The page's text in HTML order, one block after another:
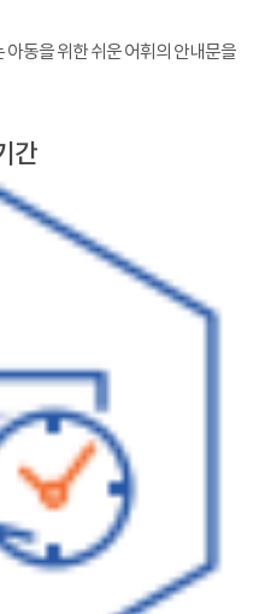
동을 위한 쉬운 어휘의 안내문을
간